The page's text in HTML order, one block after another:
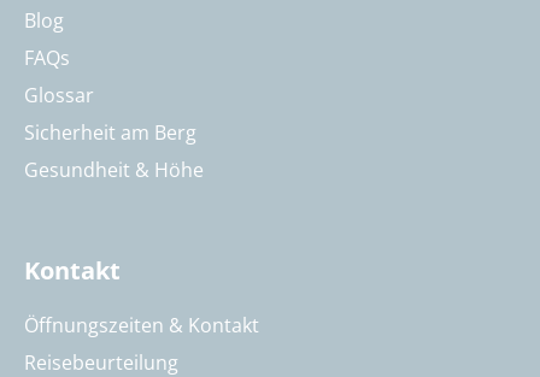
Blog
FAQs
Glossar
Sicherheit am Berg
Gesundheit & Höhe
Kontakt
Öffnungszeiten & Kontakt
Reisebeurteilung